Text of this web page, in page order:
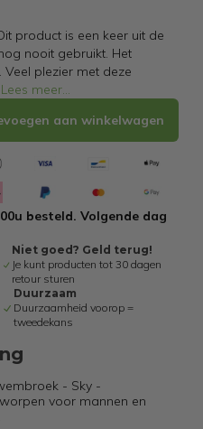
product is een keer uit de
nooit gebruikt. Het
plezier met deze
Lees meer...
aan winkelwagen
besteld. Volgende dag
Niet goed? Geld terug!
Je kunt producten tot 30 dagen
retour sturen
Duurzaam
Duurzaamheid voorop =
tweedekans
- Sky -
voor mannen en